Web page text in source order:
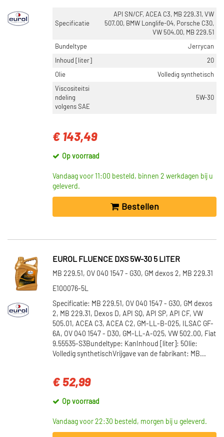
Specificatie
API SN/CF, ACEA C3, MB 229.31, VW
507.00, BMW Longlife-04, Porsche C30,
VW 504.00, MB 229.51
Bundeltype
Jerrycan
Inhoud [liter]
20
Olie
Volledig synthetisch
Viscositeitsi
ndeling
volgens SAE
5W-30
€ 143,49
Op voorraad
Vandaag voor 11:00 besteld, binnen 2 werkdagen bij u
geleverd.
Bestellen
EUROL FLUENCE DXS 5W-30 5 LITER
MB 229.51, OV 040 1547 - G30, GM dexos 2, MB 229.31
E100076-5L
Specificatie: MB 229.51, OV 040 1547 - G30, GM dexos
2, MB 229.31, Dexos D, API SQ, API SP, API CF, VW
505.01, ACEA C3, ACEA C2, GM-LL-B-025, ILSAC GF-
6A, OV 040 1547 - D30, GM-LL-A-025, VW 502.00, Fiat
9.55535-S3Bundeltype: KanInhoud [liter]: 5Olie:
Volledig synthetischVrijgave van de fabrikant: MB...
€ 52,99
Op voorraad
Vandaag voor 22:30 besteld, morgen bij u geleverd.